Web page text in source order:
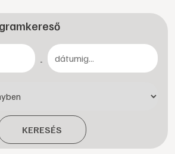
-
KERESÉS